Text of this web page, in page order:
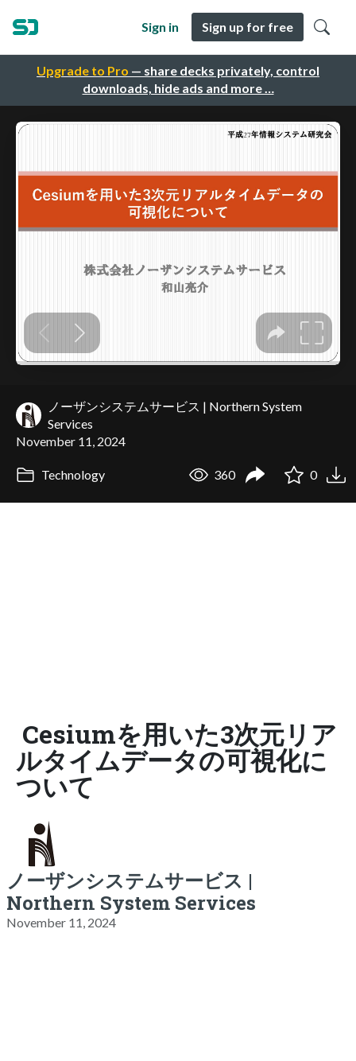
Upgrade to Pro — share decks privately, control
downloads, hide ads and more …
Sign in Sign up for free
ノーザンシステムサービス | Northern System
Services
November 11, 2024
Technology 360 0
Cesiumを用いた3次元リア
ルタイムデータの可視化に
ついて
ノーザンシステムサービス |
Northern System Services
November 11, 2024